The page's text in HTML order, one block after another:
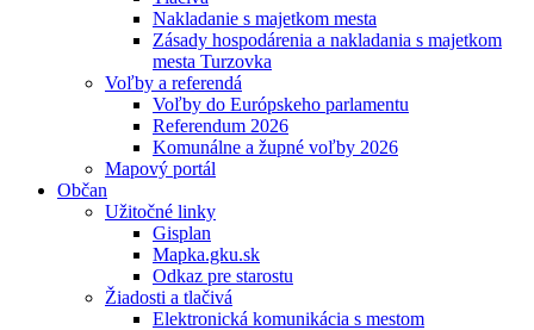
Nakladanie s majetkom mesta
Zásady hospodárenia a nakladania s majetkom
mesta Turzovka
Voľby a referendá
Voľby do Európskeho parlamentu
Referendum 2026
Komunálne a župné voľby 2026
Mapový portál
Občan
Užitočné linky
Gisplan
Mapka.gku.sk
Odkaz pre starostu
Žiadosti a tlačivá
Elektronická komunikácia s mestom